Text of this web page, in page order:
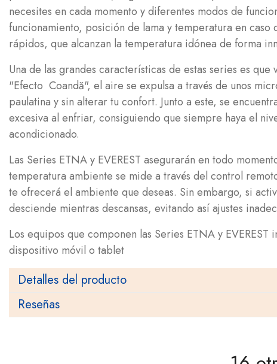
necesites en cada momento y diferentes modos de
funcionamiento, posición de lama y temperatura en
rápidos, que alcanzan la temperatura idónea de forma
Una de las grandes características de estas series es
"Efecto Coandă", el aire se expulsa a través de unos
paulatina y sin alterar tu confort. Junto a este, se
excesiva al enfriar, consiguiendo que siempre haya el
acondicionado.
Las Series ETNA y EVEREST asegurarán en todo
temperatura ambiente se mide a través del control
te ofrecerá el ambiente que deseas. Sin embargo, si
desciende mientras descansas, evitando así ajustes
Los equipos que componen las Series ETNA y
dispositivo móvil o tablet
Detalles del producto
Reseñas